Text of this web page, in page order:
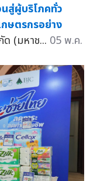
สู่ผู้บริโภคทั่ว
กษตรกรอย่าง
(มหาช... 05 พ.ค.